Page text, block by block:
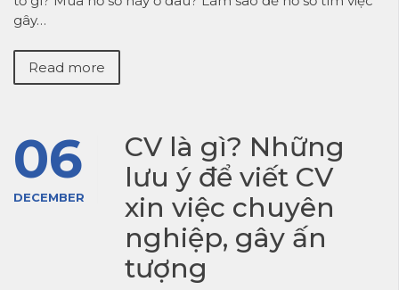
gây…
Read more
06
DECEMBER
CV là gì? Những
lưu ý để viết CV
xin việc chuyên
nghiệp, gây ấn
tượng